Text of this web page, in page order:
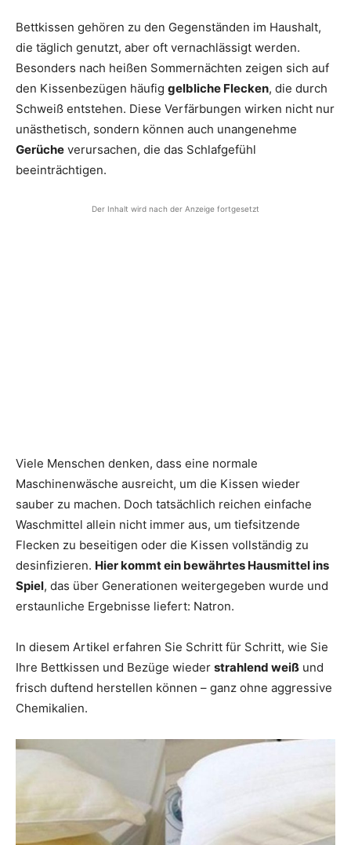
Bettkissen gehören zu den Gegenständen im Haushalt,
die täglich genutzt, aber oft vernachlässigt werden.
Besonders nach heißen Sommernächten zeigen sich auf
den Kissenbezügen häufig gelbliche Flecken, die durch
Schweiß entstehen. Diese Verfärbungen wirken nicht nur
unästhetisch, sondern können auch unangenehme
Gerüche verursachen, die das Schlafgefühl
beeinträchtigen.
Der Inhalt wird nach der Anzeige fortgesetzt
Viele Menschen denken, dass eine normale
Maschinenwäsche ausreicht, um die Kissen wieder
sauber zu machen. Doch tatsächlich reichen einfache
Waschmittel allein nicht immer aus, um tiefsitzende
Flecken zu beseitigen oder die Kissen vollständig zu
desinfizieren. Hier kommt ein bewährtes Hausmittel ins
Spiel, das über Generationen weitergegeben wurde und
erstaunliche Ergebnisse liefert: Natron.
In diesem Artikel erfahren Sie Schritt für Schritt, wie Sie
Ihre Bettkissen und Bezüge wieder strahlend weiß und
frisch duftend herstellen können – ganz ohne aggressive
Chemikalien.